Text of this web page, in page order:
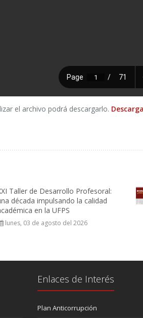
el archivo podrá descargarlo.
Taller de Desarrollo Profesoral:
década impulsando la calidad
en la UFPS
lunes, 03 de agosto del 2026
Enlaces de Interés
Plan Anticorrupción